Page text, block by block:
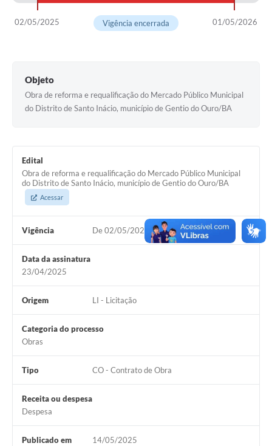
Projetos
Editais
Telefones Úteis
Agenda
02/05/2025 01/05/2026
Vigência encerrada
Objeto
Obra de reforma e requalificação do Mercado Público Municipal
do Distrito de Santo Inácio, município de Gentio do Ouro/BA
Edital
Obra de reforma e requalificação do Mercado Público Municipal
do Distrito de Santo Inácio, município de Gentio do Ouro/BA
Acessar
Vigência De 02/05/2025 à 01/05/2026
Data da assinatura
23/04/2025
Origem LI - Licitação
Categoria do processo
Obras
Tipo CO - Contrato de Obra
Receita ou despesa
Despesa
Publicado em 14/05/2025